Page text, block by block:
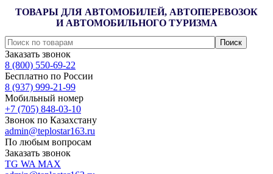
ТОВАРЫ ДЛЯ АВТОМОБИЛЕЙ, АВТОПЕРЕВОЗОК
И АВТОМОБИЛЬНОГО ТУРИЗМА
Заказать звонок
8 (800) 550-69-22
Бесплатно по России
8 (937) 999-21-99
Мобильный номер
+7 (705) 848-03-10
Звонок по Казахстану
admin@teplostar163.ru
По любым вопросам
Заказать звонок
TG WA MAX